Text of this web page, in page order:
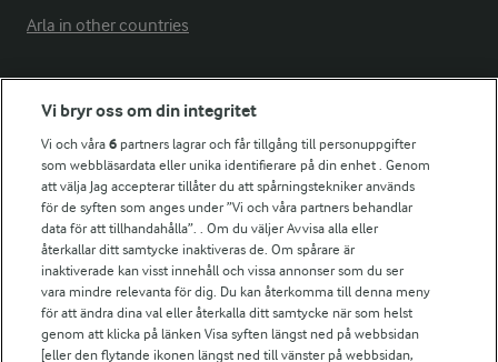
Arla in other countries
Fler Arlasajter
För ägare
Arlas kundportal
Arla.com
Falbygdens Ost
Arla webbshop
Bildbank
Vi bryr oss om din integritet
Vi och våra6 partners lagrar och får tillgång till personuppgifter
som webbläsardata eller unika identifierare på din enhet . Genom
att välja Jag accepterar tillåter du att spårningstekniker används
för de syften som anges under ”Vi och våra partners behandlar
data för att tillhandahålla”. . Om du väljer Avvisa alla eller
återkallar ditt samtycke inaktiveras de. Om spårare är
inaktiverade kan visst innehåll och vissa annonser som du ser
vara mindre relevanta för dig. Du kan återkomma till denna meny
för att ändra dina val eller återkalla ditt samtycke när som helst
genom att klicka på länken Visa syften längst ned på webbsidan
[eller den flytande ikonen längst ned till vänster på webbsidan,